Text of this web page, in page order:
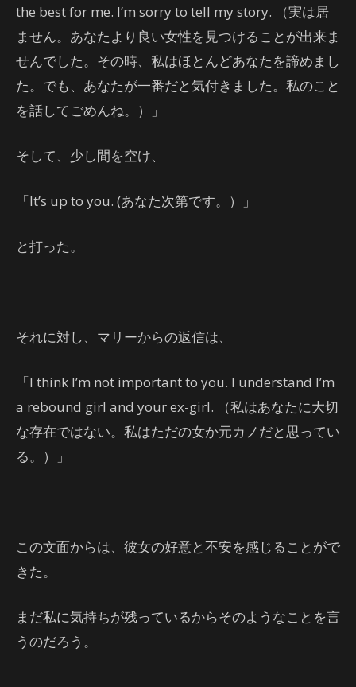
the best for me. I’m sorry to tell my story. （実は居
ません。あなたより良い女性を見つけることが出来ま
せんでした。その時、私はほとんどあなたを諦めまし
た。でも、あなたが一番だと気付きました。私のこと
を話してごめんね。）」
そして、少し間を空け、
「It’s up to you. (あなた次第です。）」
と打った。
それに対し、マリーからの返信は、
「I think I’m not important to you. I understand I’m
a rebound girl and your ex-girl. （私はあなたに大切
な存在ではない。私はただの女か元カノだと思ってい
る。）」
この文面からは、彼女の好意と不安を感じることがで
きた。
まだ私に気持ちが残っているからそのようなことを言
うのだろう。